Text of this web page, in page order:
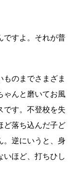
ですよ。それが普
のまでさまざま
ゃんと磨いてお風
です。不登校を失
ど落ち込んだ子ど
。逆にいうと、身
いほど、打ちひし